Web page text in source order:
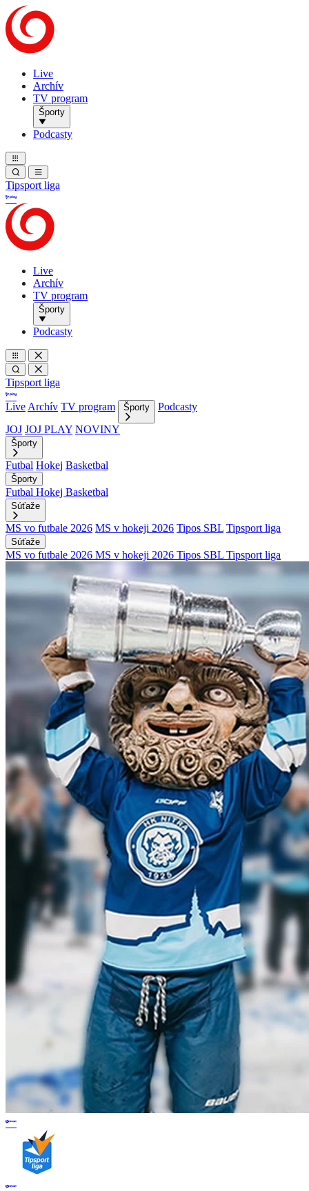
Live
Archív
TV program
Športy
Podcasty
Tipsport liga
Live
Archív
TV program
Športy
Podcasty
Tipsport liga
Live Archív TV program Športy
Podcasty
JOJ JOJ PLAY NOVINY
Športy
Futbal Hokej Basketbal
Športy
Futbal Hokej Basketbal
Súťaže
MS vo futbale 2026 MS v hokeji 2026 Tipos SBL Tipsport liga
Súťaže
MS vo futbale 2026 MS v hokeji 2026 Tipos SBL Tipsport liga